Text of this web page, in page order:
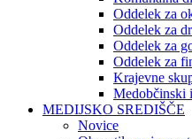
Oddelek za
Oddelek za
Oddelek za
Oddelek za
Krajevne
Medobčinski
MEDIJSKO SREDIŠČE
Novice